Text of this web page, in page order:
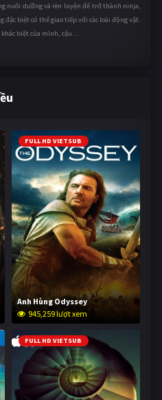
nuôi dưỡng và rèn luyện để trở thành ninja,
đặc biệt có thể giao tiếp với các loài động vật.
biệt của mình, cậu ...
FULL HD VIETSUB
Anh Hùng Odyssey
945,259 lượt xem
FULL HD VIETSUB